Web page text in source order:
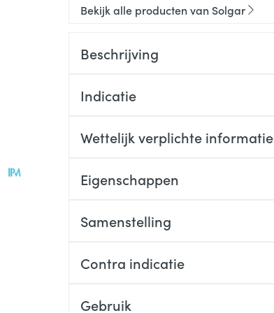
Bekijk alle producten van Solgar
Beschrijving
Indicatie
Wettelijk verplichte informatie
Eigenschappen
Samenstelling
Contra indicatie
Gebruik